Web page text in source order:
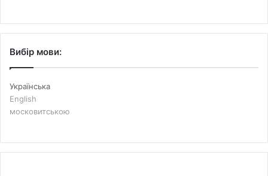
Вибір мови:
Українська
English
московитською